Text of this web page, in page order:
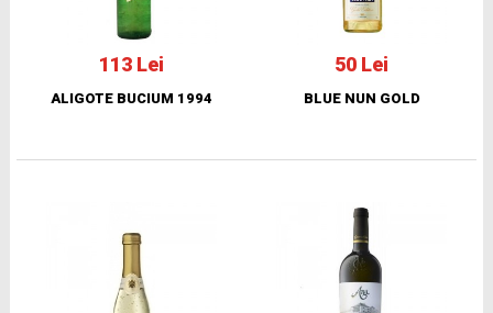
113 Lei
ALIGOTE BUCIUM 1994
50 Lei
BLUE NUN GOLD